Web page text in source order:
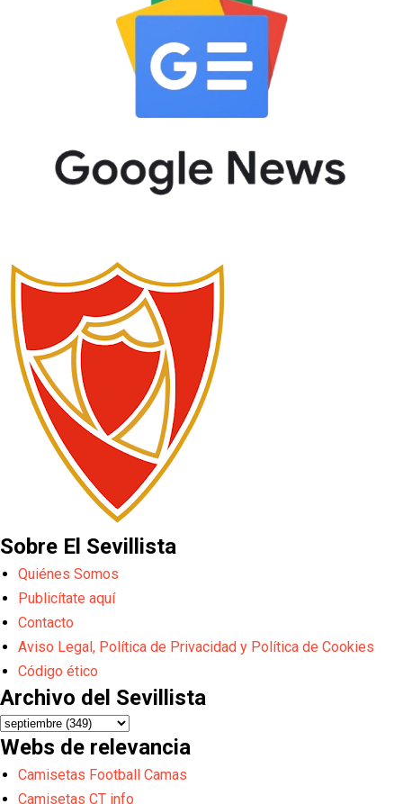
Sobre El Sevillista
Quiénes Somos
Publicítate aquí
Contacto
Aviso Legal, Política de Privacidad y Política de Cookies
Código ético
Archivo del Sevillista
Webs de relevancia
Camisetas Football Camas
Camisetas CT info